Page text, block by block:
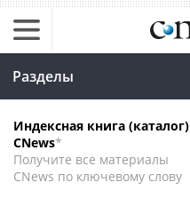
Разделы
Индексная книга (каталог)
CNews*
Получите все материалы
CNews по ключевому слову